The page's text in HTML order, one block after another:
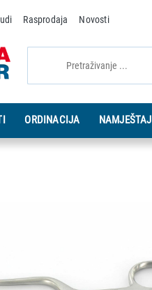
Rasprodaja Novosti
ORDINACIJA NAMJEŠTAJ